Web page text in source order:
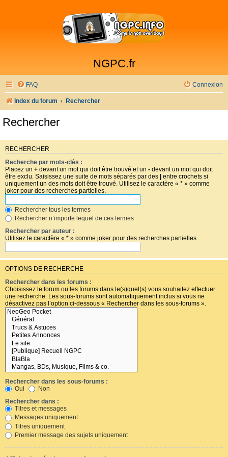
NGPC.fr
FAQ Connexion
Index du forum Rechercher
Rechercher
RECHERCHER
Recherche par mots-clés :
Placez un + devant un mot qui doit être trouvé et un - devant un mot qui doit
être exclu. Saisissez une suite de mots séparés par des | entre crochets si
uniquement un des mots doit être trouvé. Utilisez le caractère « * » comme
joker pour des recherches partielles.
Rechercher tous les termes
Rechercher n’importe lequel de ces termes
Rechercher par auteur :
Utilisez le caractère « * » comme joker pour des recherches partielles.
OPTIONS DE RECHERCHE
Rechercher dans les forums :
Choisissez le forum ou les forums dans le(s)quel(s) vous souhaitez effectuer
une recherche. Les sous-forums sont automatiquement inclus si vous ne
désactivez pas l’option ci-dessous « Rechercher dans les sous-forums ».
Rechercher dans les sous-forums :
Oui
Non
Rechercher dans :
Titres et messages
Messages uniquement
Titres uniquement
Premier message des sujets uniquement